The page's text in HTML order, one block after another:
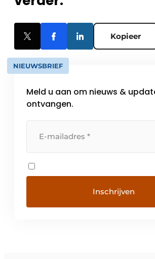
Kopieer
NIEUWSBRIEF
Meld u aan om nieuws &
ontvangen.